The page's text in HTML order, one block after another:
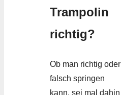
Trampolin
richtig?
Ob man richtig oder
falsch springen
kann, sei mal dahin